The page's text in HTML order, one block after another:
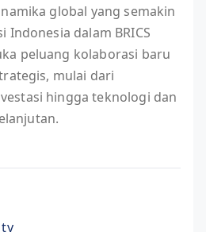
global yang semakin
Indonesia dalam BRICS
peluang kolaborasi baru
mulai dari
hingga teknologi dan